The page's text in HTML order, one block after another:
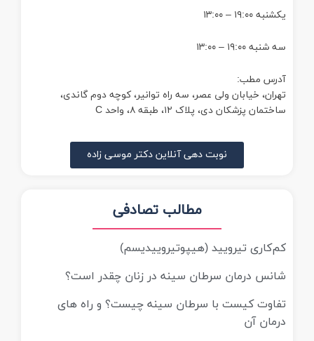
یکشنبه ۱۹:۰۰ – ۱۳:۰۰
سه شنبه ۱۹:۰۰ – ۱۳:۰۰
آدرس مطب:
تهران، خیابان ولی عصر، سه راه توانیر، کوچه دوم گاندی،
ساختمان پزشکان دی، پلاک ۱۲، طبقه ۸، واحد C
نوبت دهی آنلاین دکتر موسی زاده
مطالب تصادفی
کم‌کاری تیرویید (هیپوتیروییدیسم)
شانس درمان سرطان سینه در زنان چقدر است؟
تفاوت کیست با سرطان سینه چیست؟ و راه های
درمان آن